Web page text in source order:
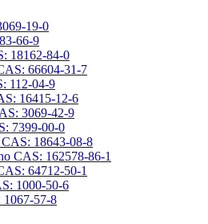
19-0
66-9
18162-84-0
66604-31-7
112-04-9
16415-12-6
3069-42-9
7399-00-0
18643-08-8
CAS: 162578-86-1
64712-50-1
1000-50-6
1067-57-8